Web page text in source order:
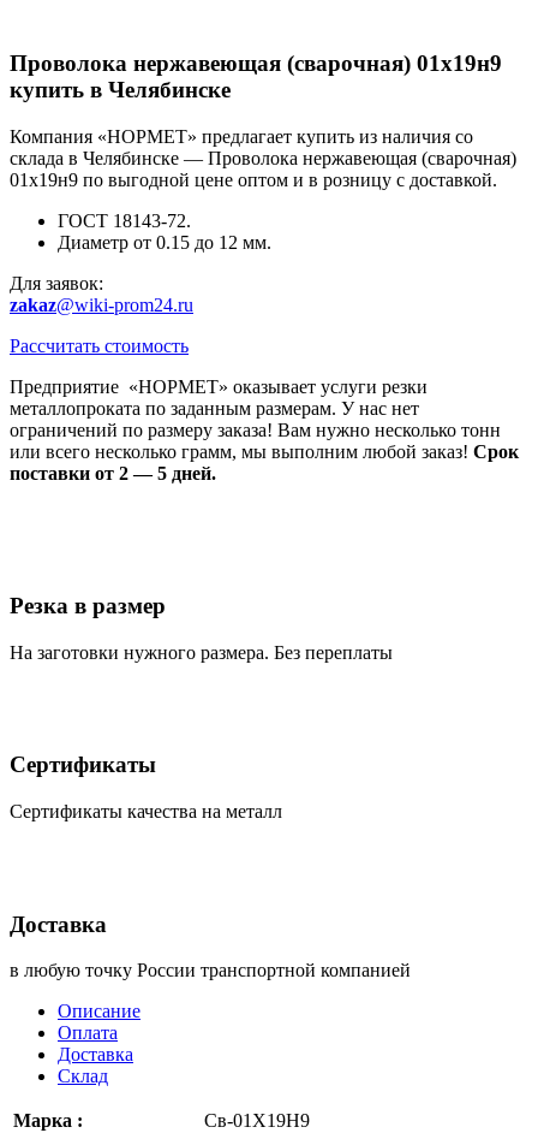
Проволока нержавеющая (сварочная) 01х19н9
купить в Челябинске
Компания «НОРМЕТ» предлагает купить из наличия со
склада в Челябинске — Проволока нержавеющая (сварочная)
01х19н9 по выгодной цене оптом и в розницу с доставкой.
ГОСТ 18143-72.
Диаметр от 0.15 до 12 мм.
Для заявок:
zakaz@wiki-prom24.ru
Рассчитать стоимость
Предприятие «НОРМЕТ» оказывает услуги резки
металлопроката по заданным размерам. У нас нет
ограничений по размеру заказа! Вам нужно несколько тонн
или всего несколько грамм, мы выполним любой заказ! Срок
поставки от 2 — 5 дней.
Резка в размер
На заготовки нужного размера. Без переплаты
Сертификаты
Сертификаты качества на металл
Доставка
в любую точку России транспортной компанией
Описание
Оплата
Доставка
Склад
Марка :
Св-01Х19Н9